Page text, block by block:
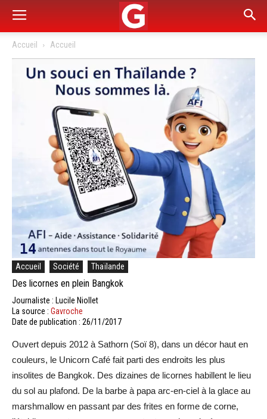
Accueil Accueil
Accueil Société Thaïlande
Des licornes en plein Bangkok
Journaliste : Lucile Niollet
La source : Gavroche
Date de publication : 26/11/2017
Ouvert depuis 2012 à Sathorn (Soï 8), dans un décor haut en
couleurs, le Unicorn Café fait parti des endroits les plus
insolites de Bangkok. Des dizaines de licornes habillent le lieu
du sol au plafond. De la barbe à papa arc-en-ciel à la glace au
marshmallow en passant par des frites en forme de corne,